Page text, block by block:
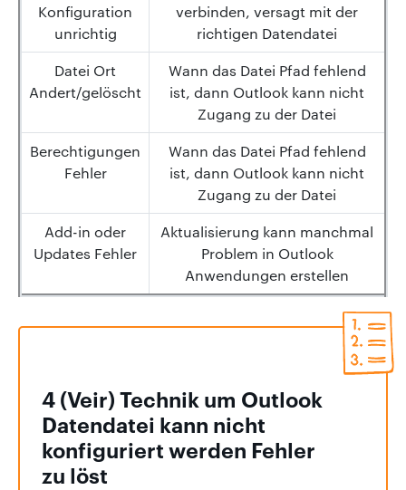
Konfiguration
unrichtig
verbinden, versagt mit der
richtigen Datendatei
Datei Ort
Andert/gelöscht
Wann das Datei Pfad fehlend
ist, dann Outlook kann nicht
Zugang zu der Datei
Berechtigungen
Fehler
Wann das Datei Pfad fehlend
ist, dann Outlook kann nicht
Zugang zu der Datei
Add-in oder
Updates Fehler
Aktualisierung kann manchmal
Problem in Outlook
Anwendungen erstellen
4 (Veir) Technik um Outlook
Datendatei kann nicht
konfiguriert werden Fehler
zu löst